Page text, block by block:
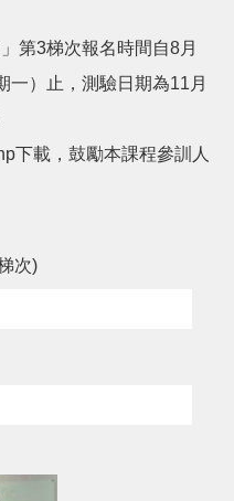
第3梯次報名時間自8月
一）止，測驗日期為11月
下載，鼓勵本課程參訓人
次)